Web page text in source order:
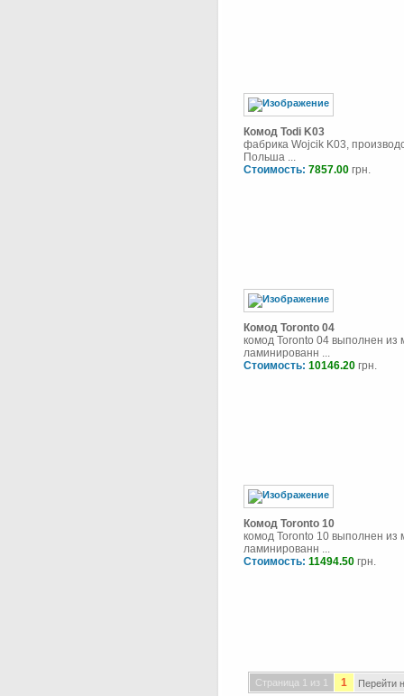
Комод Todi K03
фабрика Wojcik K03,
Польша ...
Стоимость: 7857.00 грн.
Комод Toronto 04
комод Toronto 04 выполнен из
ламинированн ...
Стоимость: 10146.20 грн.
Комод Toronto 10
комод Toronto 10 выполнен из
ламинированн ...
Стоимость: 11494.50 грн.
Страница 1 из 1 1 Перейти